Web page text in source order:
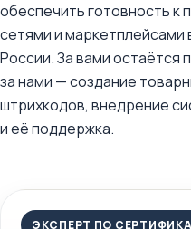
обеспечить готовность к
сетями и маркетплейсами
России. За вами остаётся
за нами — создание
штрихкодов, внедрение
и её поддержка.
ЭКСПЕРТ ПО